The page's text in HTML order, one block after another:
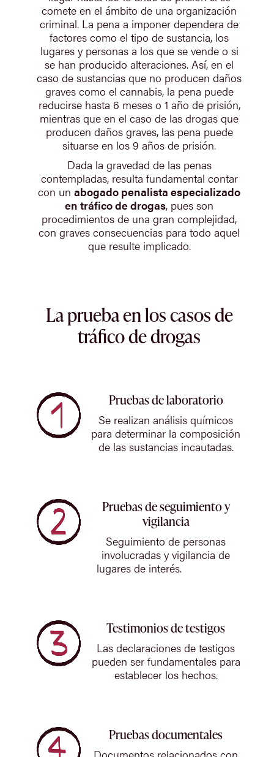
comete en el ámbito de una organización
criminal. La pena a imponer dependera de
factores como el tipo de sustancia, los
lugares y personas a los que se vende o si
se han producido alteraciones. Así, en el
caso de sustancias que no producen daños
graves como el cannabis, la pena puede
reducirse hasta 6 meses o 1 año de prisión,
mientras que en el caso de las drogas que
producen daños graves, las pena puede
situarse en los 9 años de prisión.
Dada la gravedad de las penas
contempladas, resulta fundamental contar
con unabogado penalista especializado
en tráfico de drogas, pues son
procedimientos de una gran complejidad,
con graves consecuencias para todo aquel
que resulte implicado.
La prueba en los casos de
tráfico de drogas
Pruebas de laboratorio
Se realizan análisis químicos
para determinar la composición
de las sustancias incautadas.
Pruebas de seguimiento y
vigilancia
Seguimiento de personas
involucradas y vigilancia de
lugares de interés.
Testimonios de testigos
Las declaraciones de testigos
pueden ser fundamentales para
establecer los hechos.
Pruebas documentales